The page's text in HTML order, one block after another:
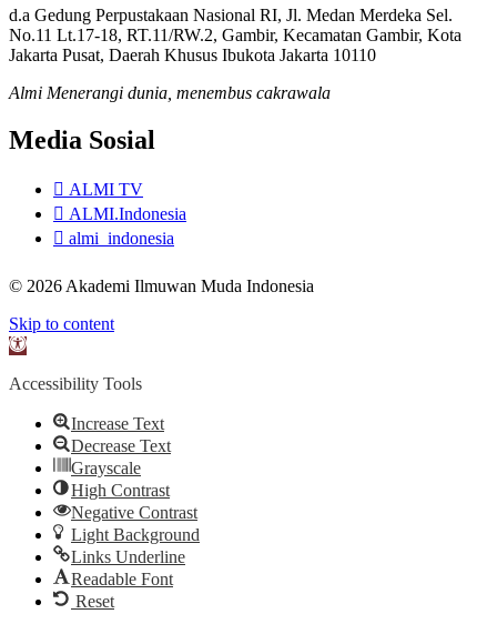
d.a Gedung Perpustakaan Nasional RI, Jl. Medan Merdeka Sel.
No.11 Lt.17-18, RT.11/RW.2, Gambir, Kecamatan Gambir, Kota
Jakarta Pusat, Daerah Khusus Ibukota Jakarta 10110
Almi Menerangi dunia, menembus cakrawala
Media Sosial
ALMI TV
ALMI.Indonesia
almi_indonesia
© 2026 Akademi Ilmuwan Muda Indonesia
Skip to content
Open
Accessibility Tools
Increase Text
Decrease Text
Grayscale
High Contrast
Negative Contrast
Light Background
Links Underline
Readable Font
Reset